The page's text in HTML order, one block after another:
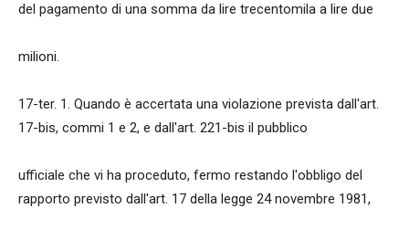
del pagamento di una somma da lire trecentomila a lire due
milioni.
17-ter. 1. Quando è accertata una violazione prevista dall'art.
17-bis, commi 1 e 2, e dall'art. 221-bis il pubblico
ufficiale che vi ha proceduto, fermo restando l'obbligo del
rapporto previsto dall'art. 17 della legge 24 novembre 1981,